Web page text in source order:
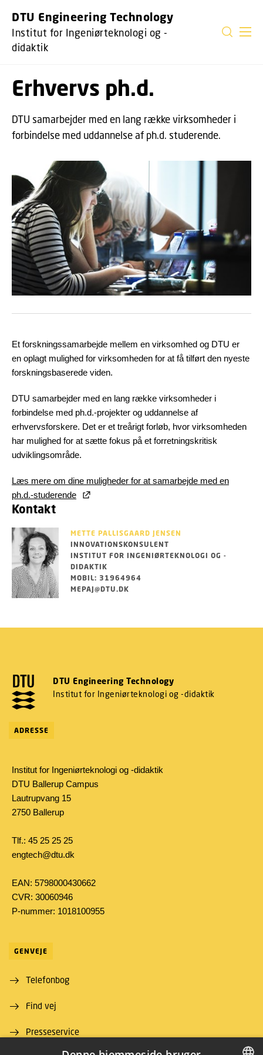
DTU Engineering Technology
Institut for Ingeniørteknologi og -
didaktik
Erhvervs ph.d.
DTU samarbejder med en lang række virksomheder i
forbindelse med uddannelse af ph.d. studerende.
Et forskningssamarbejde mellem en virksomhed og DTU er
en oplagt mulighed for virksomheden for at få tilført den nyeste
forskningsbaserede viden.
DTU samarbejder med en lang række virksomheder i
forbindelse med ph.d.-projekter og uddannelse af
erhvervsforskere. Det er et treårigt forløb, hvor virksomheden
har mulighed for at sætte fokus på et forretningskritisk
udviklingsområde.
Læs mere om dine muligheder for at samarbejde med en
ph.d.-studerende
Kontakt
METTE PALLISGAARD JENSEN
INNOVATIONSKONSULENT
INSTITUT FOR INGENIØRTEKNOLOGI OG -
DIDAKTIK
MOBIL: 31964964
MEPAJ@DTU.DK
DTU Engineering Technology
Institut for Ingeniørteknologi og -didaktik
ADRESSE
Institut for Ingeniørteknologi og -didaktik
DTU Ballerup Campus
Lautrupvang 15
2750 Ballerup
Tlf.: 45 25 25 25
engtech@dtu.dk
EAN: 5798000430662
CVR: 30060946
P-nummer: 1018100955
GENVEJE
Telefonbog
Find vej
Presseservice